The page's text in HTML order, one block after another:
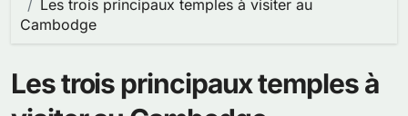
Les trois principaux temples à visiter au
Cambodge
Les trois principaux temples à